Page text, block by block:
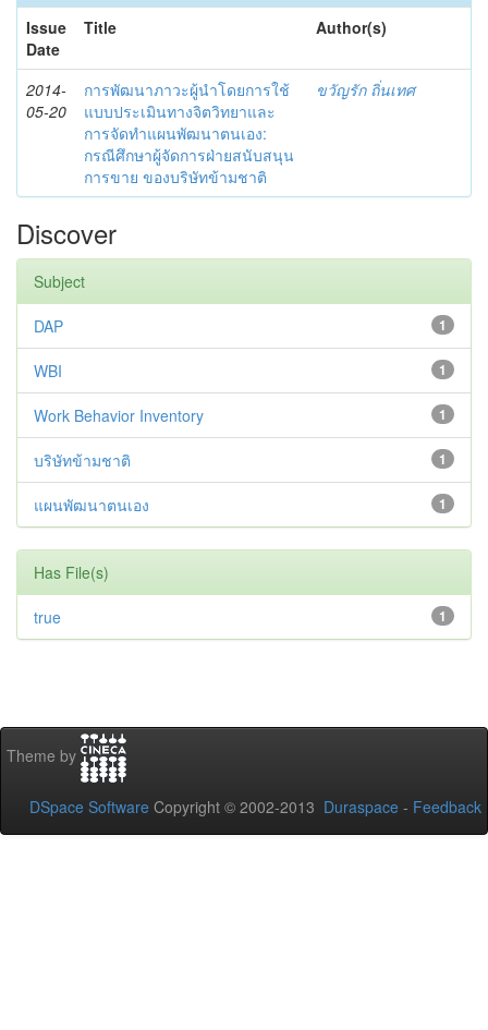
Issue
Date
Title Author(s)
2014-
05-20
การพัฒนาภาวะผู้นำโดยการใช้
แบบประเมินทางจิตวิทยาและ
การจัดทำแผนพัฒนาตนเอง:
กรณีศึกษาผู้จัดการฝ่ายสนับสนุน
การขาย ของบริษัทข้ามชาติ
ขวัญรัก ถิ่นเทศ
Discover
Subject
1
DAP
1
WBI
1
Work Behavior Inventory
1
บริษัทข้ามชาติ
1
แผนพัฒนาตนเอง
Has File(s)
1
true
Theme by
DSpace Software Copyright © 2002-2013 Duraspace - Feedback